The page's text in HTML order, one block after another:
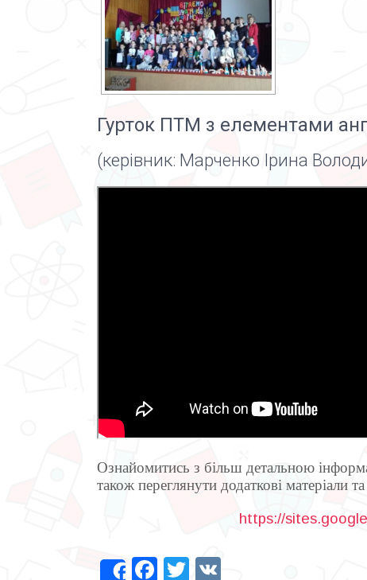
Гурток ПТМ з елементами
(керівник: Марченко Ірина
Ознайомитись з більш детальною
також переглянути додаткові матеріали
https://
Facebook
Twitter